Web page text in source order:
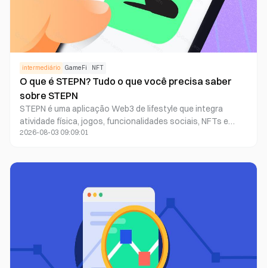
intermediário GameFi NFT
O que é STEPN? Tudo o que você precisa saber
sobre STEPN
STEPN é uma aplicação Web3 de lifestyle que integra
atividade física, jogos, funcionalidades sociais, NFTs e
ativos digitais. Usuários podem caminhar, correr ou
2026-08-03 09:09:01